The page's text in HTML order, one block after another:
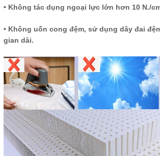
• Không tác dụng ngoại lực lớn hơn 10 N./
• Không uốn cong đệm, sử dụng dây đai
gian dài.